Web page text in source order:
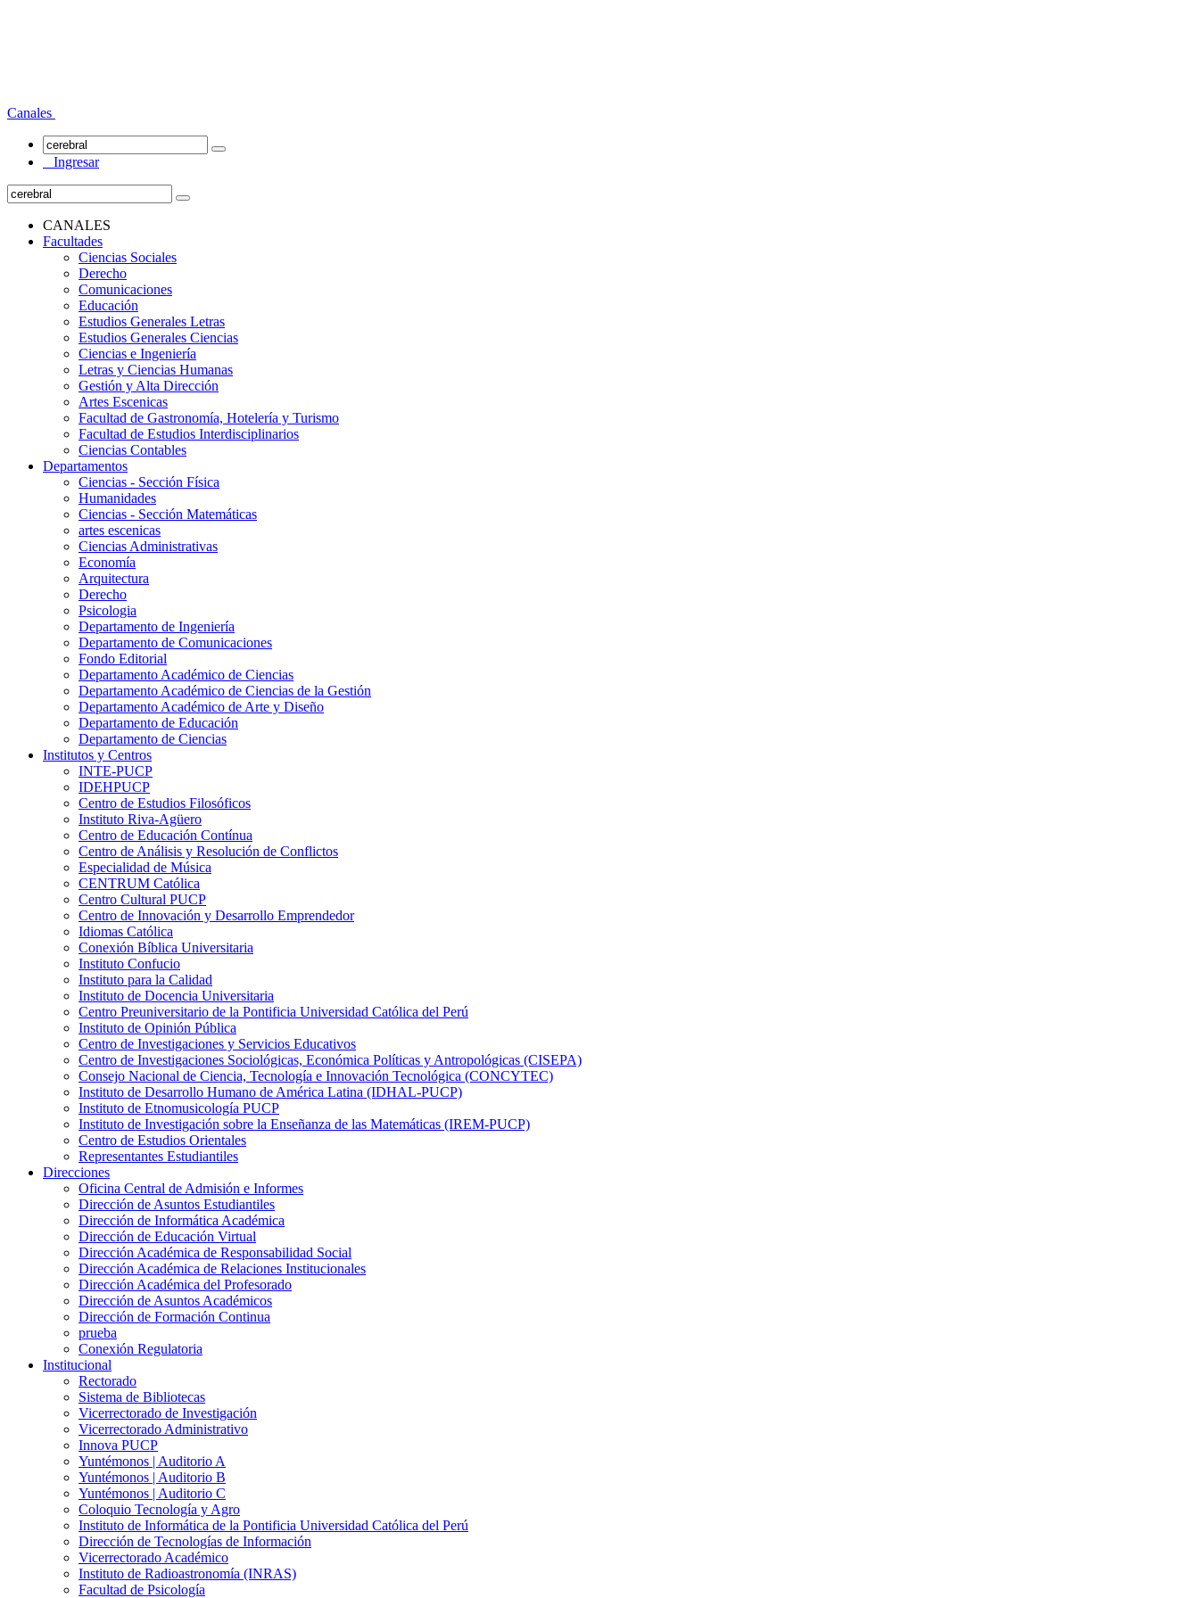
Canales
Ingresar
CANALES
Facultades
Ciencias Sociales
Derecho
Comunicaciones
Educación
Estudios Generales Letras
Estudios Generales Ciencias
Ciencias e Ingeniería
Letras y Ciencias Humanas
Gestión y Alta Dirección
Artes Escenicas
Facultad de Gastronomía, Hotelería y Turismo
Facultad de Estudios Interdisciplinarios
Ciencias Contables
Departamentos
Ciencias - Sección Física
Humanidades
Ciencias - Sección Matemáticas
artes escenicas
Ciencias Administrativas
Economía
Arquitectura
Derecho
Psicologia
Departamento de Ingeniería
Departamento de Comunicaciones
Fondo Editorial
Departamento Académico de Ciencias
Departamento Académico de Ciencias de la Gestión
Departamento Académico de Arte y Diseño
Departamento de Educación
Departamento de Ciencias
Institutos y Centros
INTE-PUCP
IDEHPUCP
Centro de Estudios Filosóficos
Instituto Riva-Agüero
Centro de Educación Contínua
Centro de Análisis y Resolución de Conflictos
Especialidad de Música
CENTRUM Católica
Centro Cultural PUCP
Centro de Innovación y Desarrollo Emprendedor
Idiomas Católica
Conexión Bíblica Universitaria
Instituto Confucio
Instituto para la Calidad
Instituto de Docencia Universitaria
Centro Preuniversitario de la Pontificia Universidad Católica del Perú
Instituto de Opinión Pública
Centro de Investigaciones y Servicios Educativos
Centro de Investigaciones Sociológicas, Económica Políticas y Antropológicas (CISEPA)
Consejo Nacional de Ciencia, Tecnología e Innovación Tecnológica (CONCYTEC)
Instituto de Desarrollo Humano de América Latina (IDHAL-PUCP)
Instituto de Etnomusicología PUCP
Instituto de Investigación sobre la Enseñanza de las Matemáticas (IREM-PUCP)
Centro de Estudios Orientales
Representantes Estudiantiles
Direcciones
Oficina Central de Admisión e Informes
Dirección de Asuntos Estudiantiles
Dirección de Informática Académica
Dirección de Educación Virtual
Dirección Académica de Responsabilidad Social
Dirección Académica de Relaciones Institucionales
Dirección Académica del Profesorado
Dirección de Asuntos Académicos
Dirección de Formación Continua
prueba
Conexión Regulatoria
Institucional
Rectorado
Sistema de Bibliotecas
Vicerrectorado de Investigación
Vicerrectorado Administrativo
Innova PUCP
Yuntémonos | Auditorio A
Yuntémonos | Auditorio B
Yuntémonos | Auditorio C
Coloquio Tecnología y Agro
Instituto de Informática de la Pontificia Universidad Católica del Perú
Dirección de Tecnologías de Información
Vicerrectorado Académico
Instituto de Radioastronomía (INRAS)
Facultad de Psicología